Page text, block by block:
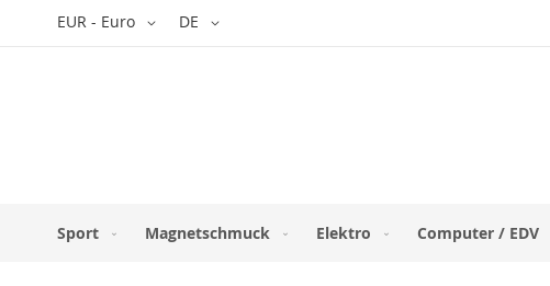
Direkt
Währung
EUR - Euro Sprache
DE
Sport Magnetschmuck Elektro Computer / EDV